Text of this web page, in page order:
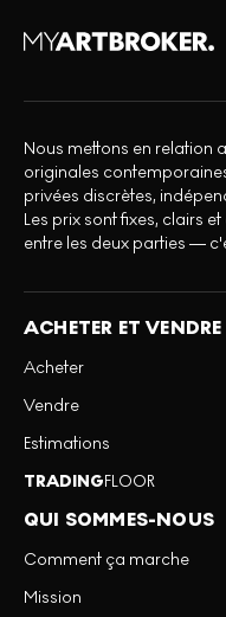
Nous mettons en relation
originales
privées discrètes,
Les prix sont fixes, clairs
entre les deux parties —
ACHETER ET
Acheter
Vendre
Estimations
TRADINGFLOOR
QUI SOMMES-NOUS
Comment ça marche
Mission